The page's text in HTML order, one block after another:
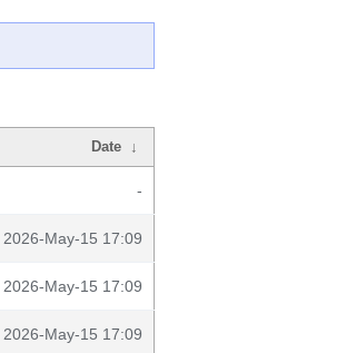
Date ↓
-
2026-May-15 17:09
2026-May-15 17:09
2026-May-15 17:09